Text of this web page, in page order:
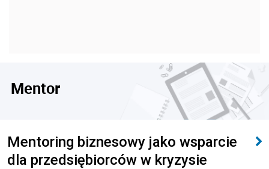
Mentor
Mentoring biznesowy jako wsparcie
dla przedsiębiorców w kryzysie